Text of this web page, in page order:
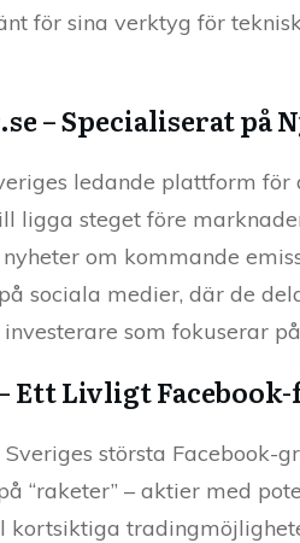
för sina verktyg för
– Specialiserat
ledande plattform
ligga steget före
om kommande
sociala medier, där de
som fokuserar
Ett Livligt
största Facebook-
“raketer” – aktier med
kortsiktiga